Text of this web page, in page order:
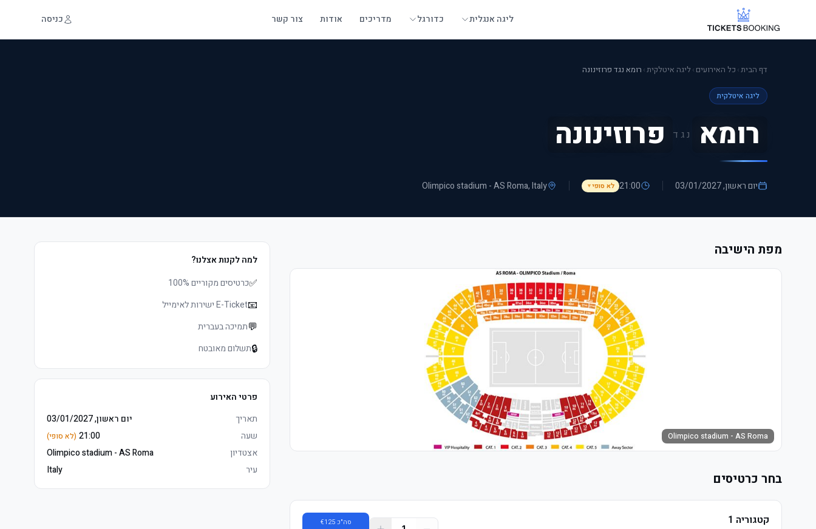
ליגה אנגלית כדורגל מדריכים אודות צור קשר כניסה
דף הבית› כל האירועים ›ליגה איטלקית› רומא נגד פרוזינונה
ליגה איטלקית
רומא נגד פרוזינונה
יום ראשון, 03/01/2027 21:00 לא סופי▼
Olimpico stadium - AS Roma, Italy
מפת הישיבה
Olimpico stadium - AS Roma
בחר כרטיסים
קטגוריה 1 סה"כ €125
למה לקנות אצלנו?
✅כרטיסים מקוריים 100%
📧E-Ticket ישירות לאימייל
💬תמיכה בעברית
🔒תשלום מאובטח
פרטי האירוע
תאריך
יום ראשון, 03/01/2027
שעה
21:00 (לא סופי)
אצטדיון
Olimpico stadium - AS Roma
עיר
Italy